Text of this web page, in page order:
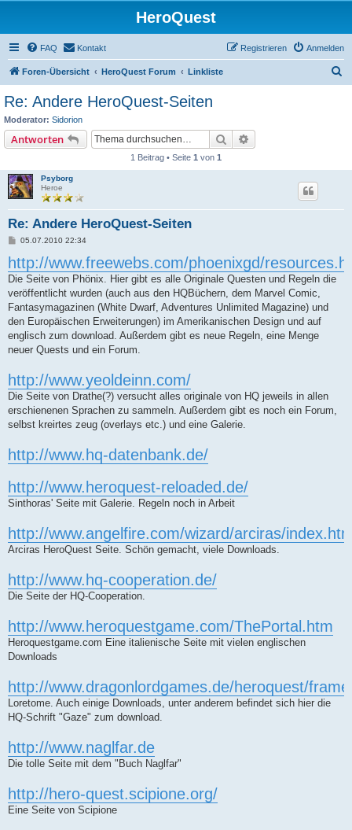
HeroQuest
FAQ Kontakt Anmelden
Registrieren
Foren-Übersicht HeroQuest Forum Linkliste
Re: Andere HeroQuest-Seiten
Moderator: Sidorion
Antworten Suche
1 Beitrag • Seite 1 von 1
Psyborg
Heroe
Re: Andere HeroQuest-Seiten
B
i
t
r
g
05.07.2010 22:34
http://www.freewebs.com/phoenixgd/
Die Seite von Phönix. Hier gibt es alle Originale Questen und Regeln die
veröffentlicht wurden (auch aus den HQBüchern, dem Marvel Comic,
Fantasymagazinen (White Dwarf, Adventures Unlimited Magazine) und
den Europäischen Erweiterungen) im Amerikanischen Design und auf
englisch zum download. Außerdem gibt es neue Regeln, eine Menge
neuer Quests und ein Forum.
http://www.yeoldeinn.com/
Die Seite von Drathe(?) versucht alles originale von HQ jeweils in allen
erschienenen Sprachen zu sammeln. Außerdem gibt es noch ein Forum,
selbst kreirtes zeug (overlays etc.) und eine Galerie.
http://www.hq-datenbank.de/
http://www.heroquest-reloaded.de/
Sinthoras' Seite mit Galerie. Regeln noch in Arbeit
http://www.angelfire.com/wizard/arciras/
Arciras HeroQuest Seite. Schön gemacht, viele Downloads.
http://www.hq-cooperation.de/
Die Seite der HQ-Cooperation.
http://www.heroquestgame.com/ThePortal.htm
Heroquestgame.com Eine italienische Seite mit vielen englischen
Downloads
http://www.dragonlordgames.de/heroquest/
Loretome. Auch einige Downloads, unter anderem befindet sich hier die
HQ-Schrift "Gaze" zum download.
http://www.naglfar.de
Die tolle Seite mit dem "Buch Naglfar"
http://hero-quest.scipione.org/
Eine Seite von Scipione